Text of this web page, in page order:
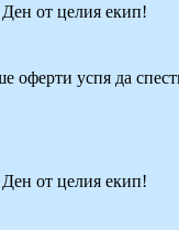
от целия екип!
оферти успя да
от целия екип!